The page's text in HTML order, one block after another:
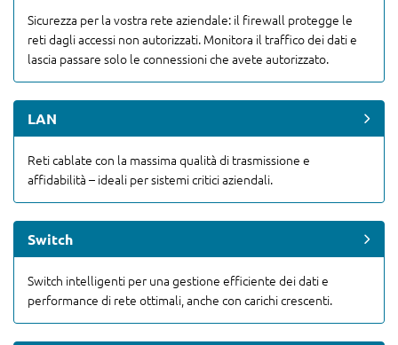
Sicurezza per la vostra rete aziendale: il firewall protegge le
reti dagli accessi non autorizzati. Monitora il traffico dei dati e
lascia passare solo le connessioni che avete autorizzato.
LAN
Reti cablate con la massima qualità di trasmissione e
affidabilità – ideali per sistemi critici aziendali.
Switch
Switch intelligenti per una gestione efficiente dei dati e
performance di rete ottimali, anche con carichi crescenti.